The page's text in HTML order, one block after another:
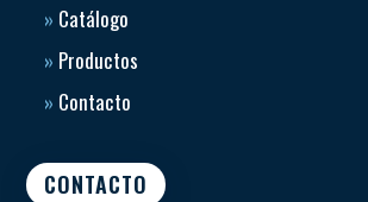
» Catálogo
» Productos
» Contacto
CONTACTO